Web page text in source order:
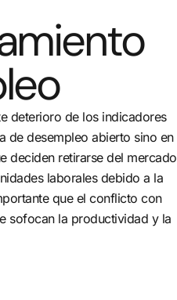
deterioro de los indicadores
de desempleo abierto sino en
deciden retirarse del mercado
laborales debido a la
que el conflicto con
sofocan la productividad y la